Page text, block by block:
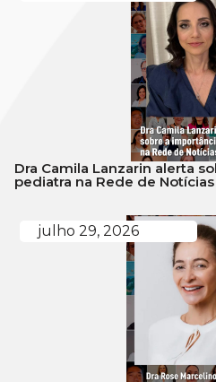
Dra Camila Lanzarin alerta
pediatra na Rede de
julho 29, 2026